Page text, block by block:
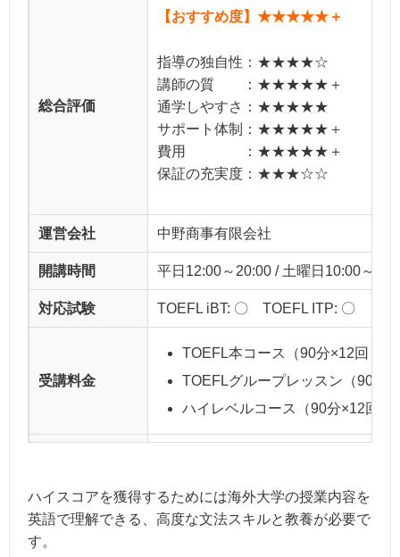
総合評価
【おすすめ度】★★★★★＋
指導の独自性：★★★★☆
講師の質 ：★★★★★＋
通学しやすさ：★★★★★
サポート体制：★★★★★＋
費用 ：★★★★★＋
保証の充実度：★★★☆☆
運営会社 中野商事有限会社
開講時間 平日12:00～20:00 / 土曜日10:00～
対応試験 TOEFL iBT: 〇 TOEFL ITP: 〇
受講料金
TOEFL本コース（90分×12回～
TOEFLグループレッスン（90分
ハイレベルコース（90分×12回～
割引・保証制度 個別相談無料、英作文添削受け放題
渋谷校
ハイスコアを獲得するためには海外大学の授業内容を
英語で理解できる、高度な文法スキルと教養が必要で
す。